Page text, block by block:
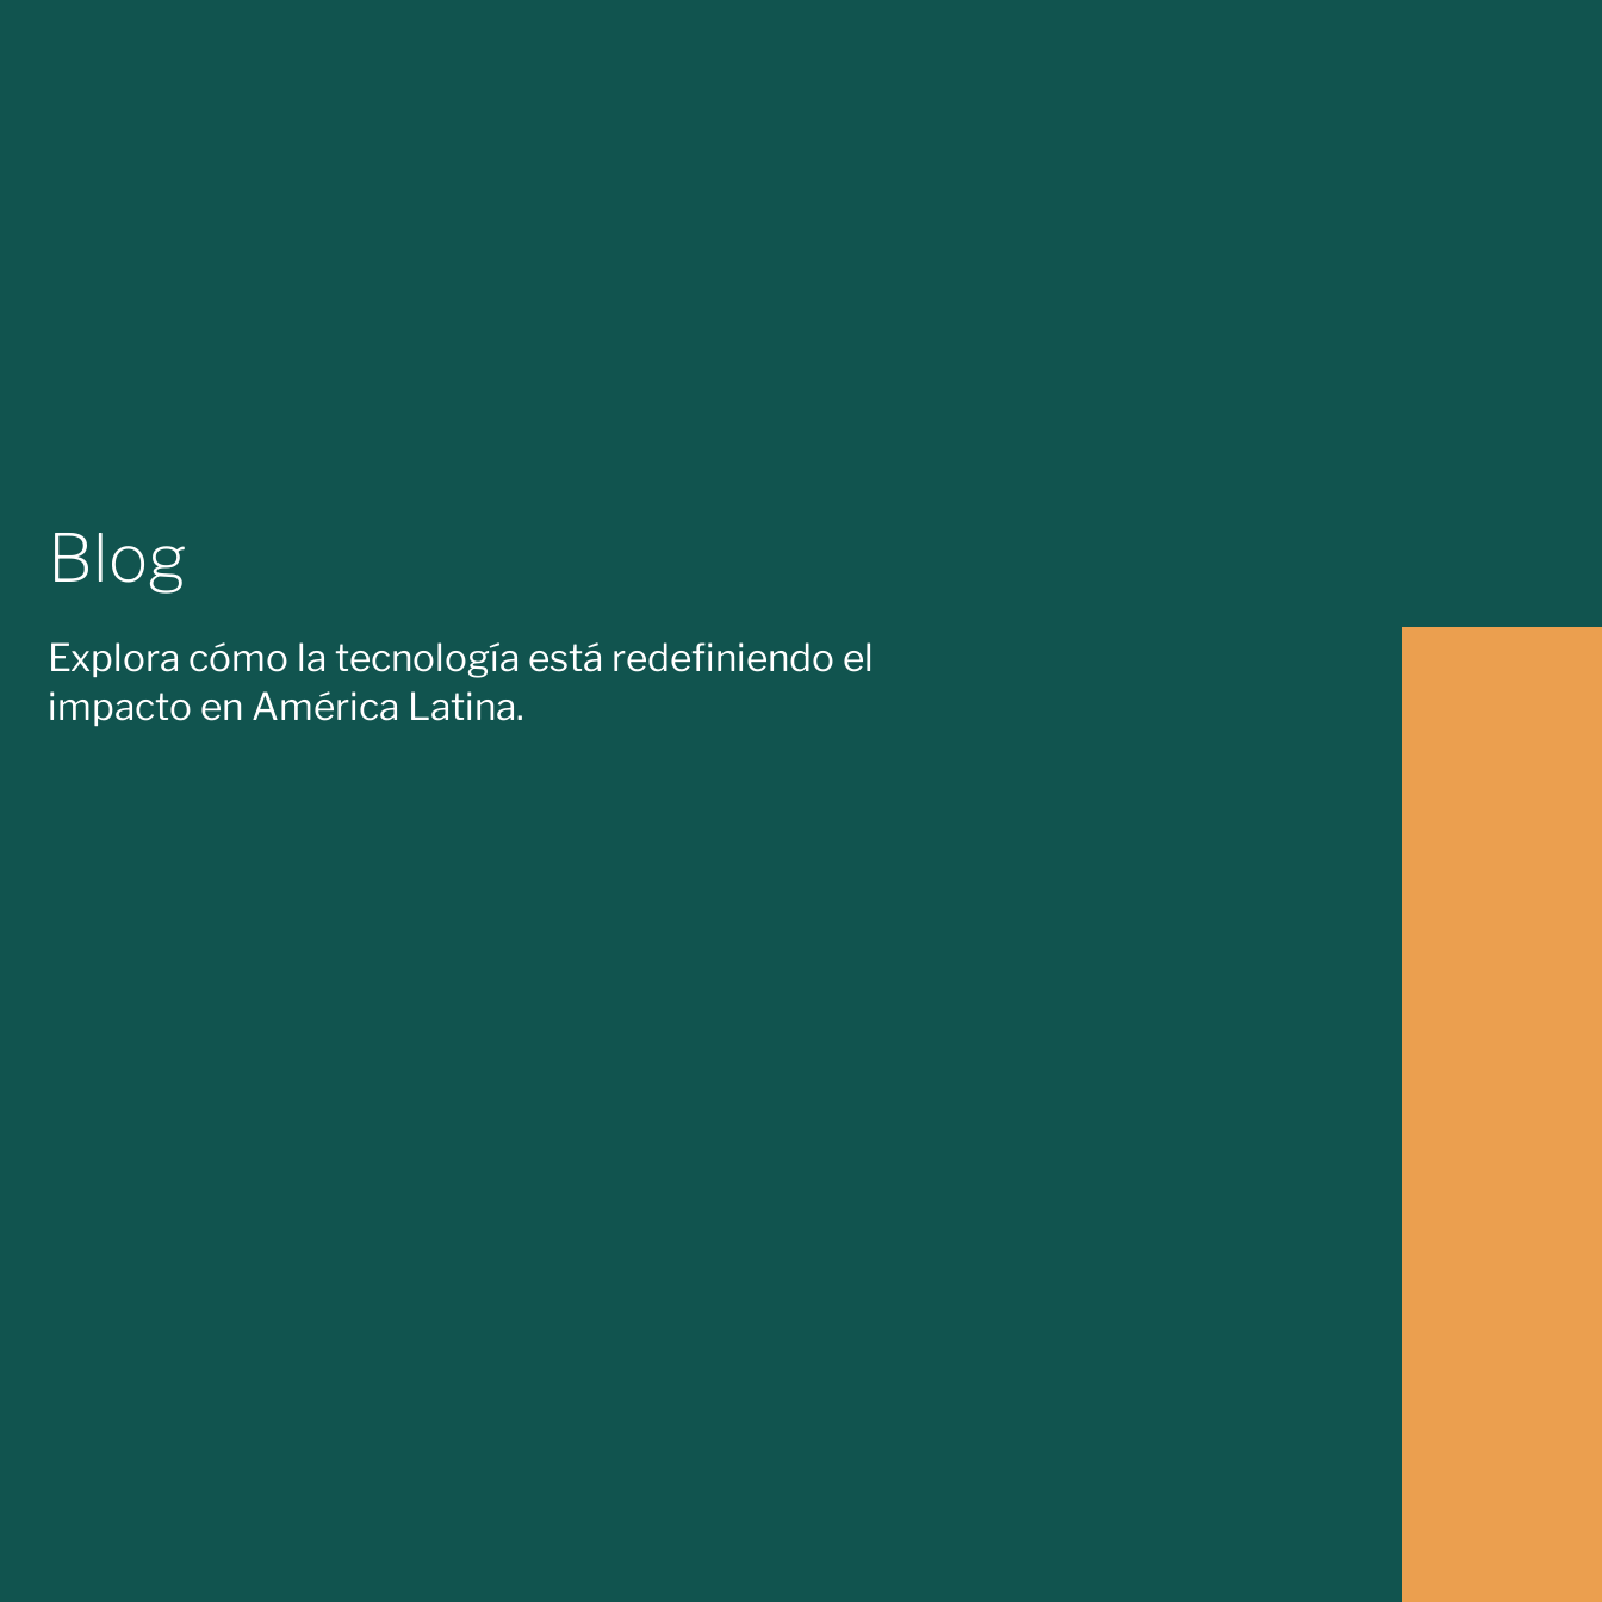
Blog
Explora cómo la tecnología está redefiniendo el
impacto en América Latina.